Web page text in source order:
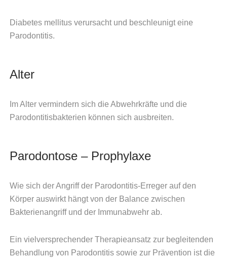
Diabetes mellitus verursacht und beschleunigt eine
Parodontitis.
Alter
Im Alter vermindern sich die Abwehrkräfte und die
Parodontitisbakterien können sich ausbreiten.
Parodontose – Prophylaxe
Wie sich der Angriff der Parodontitis-Erreger auf den
Körper auswirkt hängt von der Balance zwischen
Bakterienangriff und der Immunabwehr ab.
Ein vielversprechender Therapieansatz zur begleitenden
Behandlung von Parodontitis sowie zur Prävention ist die